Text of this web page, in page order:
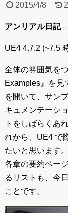
2015/4/8
アンリアル日記―
UE4 4.7.2 (~7.5
全体の雰囲気を
Examples』を見
を開いて、サン
キュメンテーシ
トをしばらくあ
れから、UE4 で
たいと思います
各章の要約ペー
るリストも、今
ことです。